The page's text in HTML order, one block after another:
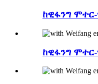
ከዊፋንግ
ከዊፋንግ